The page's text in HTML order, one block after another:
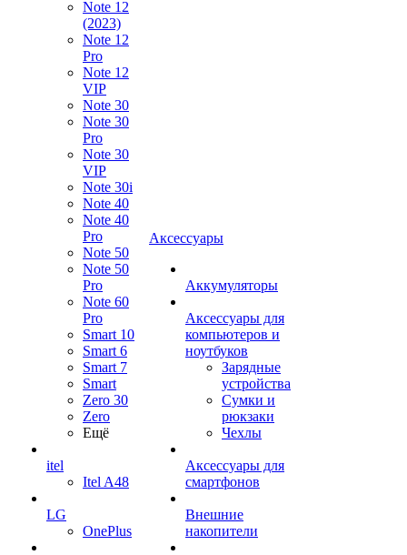
Note 12
(2023)
Note 12
Pro
Note 12
VIP
Note 30
Note 30
Pro
Note 30
VIP
Note 30i
Note 40
Note 40
Pro
Note 50
Note 50
Pro
Note 60
Pro
Smart 10
Smart 6
Smart 7
Smart
Zero 30
Zero
Ещё
itel
Itel A48
LG
OnePlus
Аксессуары
Аккумуляторы
Аксессуары для
компьютеров и
ноутбуков
Зарядные
устройства
Сумки и
рюкзаки
Чехлы
Аксессуары для
смартфонов
Внешние
накопители